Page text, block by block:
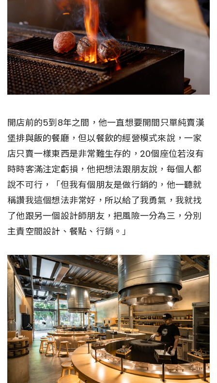
開店前的5到8年之間，他一直想要開間只單純賣漢
堡排與飯的餐廳，但以餐飲的經營模式來說，一家
店只賣一樣東西是非常難生存的，20個座位若沒有
時時客滿注定虧損，他把想法跟朋友說，每個人都
說不可行，「但我有個朋友是做行銷的，他一聽就
稱讚我這個想法非常好，所以給了我勇氣，我就找
了他跟另一個設計師朋友，把風險一分為三，分別
主責空間設計、餐點、行銷。」